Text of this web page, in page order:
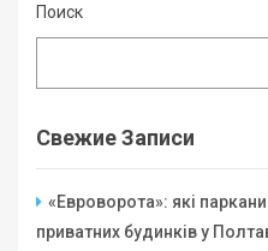
Поиск
Свежие Записи
«Евроворота»: які
приватних будинків у